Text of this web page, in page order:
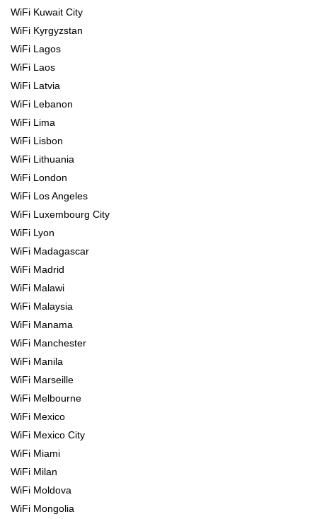
WiFi Kuwait City
WiFi Kyrgyzstan
WiFi Lagos
WiFi Laos
WiFi Latvia
WiFi Lebanon
WiFi Lima
WiFi Lisbon
WiFi Lithuania
WiFi London
WiFi Los Angeles
WiFi Luxembourg City
WiFi Lyon
WiFi Madagascar
WiFi Madrid
WiFi Malawi
WiFi Malaysia
WiFi Manama
WiFi Manchester
WiFi Manila
WiFi Marseille
WiFi Melbourne
WiFi Mexico
WiFi Mexico City
WiFi Miami
WiFi Milan
WiFi Moldova
WiFi Mongolia